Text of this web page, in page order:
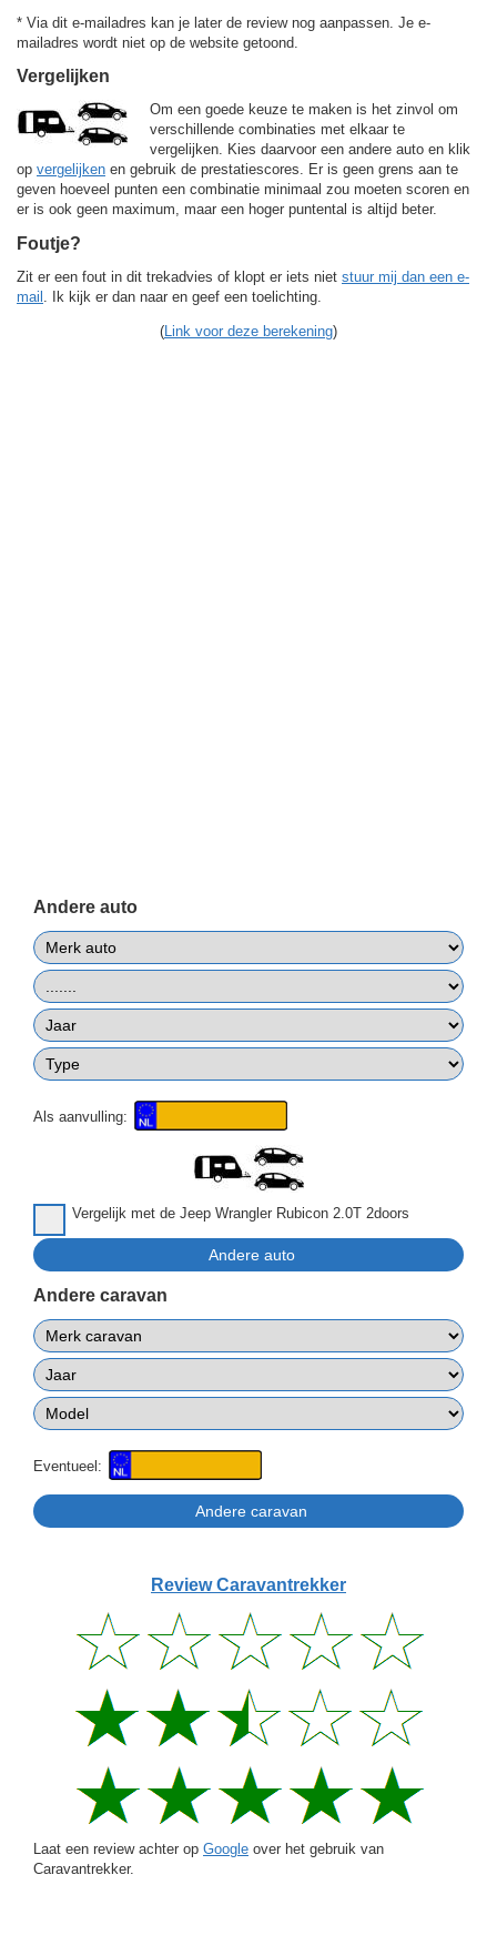
* Via dit e-mailadres kan je later de review nog aanpassen. Je e-
mailadres wordt niet op de website getoond.
Vergelijken
Om een goede keuze te maken is het zinvol om
verschillende combinaties met elkaar te
vergelijken. Kies daarvoor een andere auto en klik
op vergelijken en gebruik de prestatiescores. Er is geen grens aan te
geven hoeveel punten een combinatie minimaal zou moeten scoren en
er is ook geen maximum, maar een hoger puntental is altijd beter.
Foutje?
Zit er een fout in dit trekadvies of klopt er iets niet stuur mij dan een e-
mail
. Ik kijk er dan naar en geef een toelichting.
( Link voor deze berekening)
Andere auto
Als aanvulling:
Vergelijk met de Jeep Wrangler Rubicon 2.0T 2doors
Andere caravan
Eventueel:
Review Caravantrekker
Laat een review achter op Google over het gebruik van
Caravantrekker.